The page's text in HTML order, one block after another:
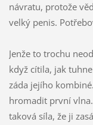
návratu, protože
velký penis.
Jenže to trochu
když cítila, jak
záda jejího
hromadit první
taková síla, že ji